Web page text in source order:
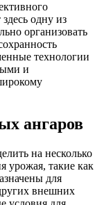
одну из
организовать
технологии
и
ангаров
на несколько
урожая, такие как
для
внешних